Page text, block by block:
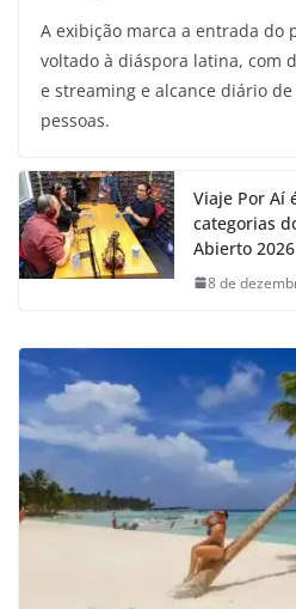
A exibição marca a entrada do
voltado à diáspora latina, com
e streaming e alcance diário
pessoas.
Viaje Por Aí
categorias
Abierto 2026
8 de